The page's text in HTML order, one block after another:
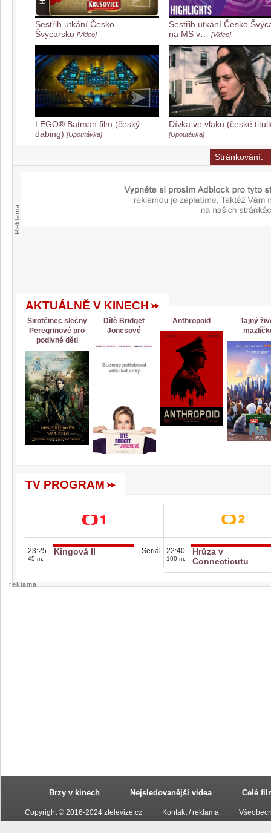
Sestřih utkání Česko -
Švýcarsko [Video]
Sestřih utkání Česko
na MS v…
[Video]
LEGO® Batman film (český
dabing) [Upoutávka]
Dívka ve vlaku (české
[Upoutávka]
Stránkování:
Reklama
AKTUÁLNĚ V KINECH
Sirotčinec slečny
Peregrinové pro
podivné děti
Dítě Bridget
Jonesové
Anthropoid
Tajný
TV PROGRAM
23:25
45 m.
Kingová II Seriál 22:40
100 m.
Hrůza v
Connecticutu
reklama
Brzy v kinech Nejsledovanější videa Celé
Copyright © 2016-2024 ztelevize.cz Kontakt / reklama